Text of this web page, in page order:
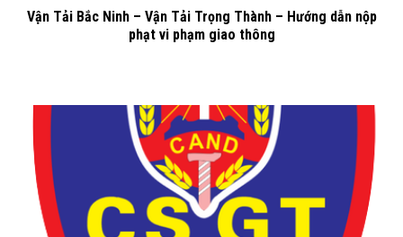
Vận Tải Bắc Ninh – Vận Tải Trọng Thành – Hướng dẫn nộp
phạt vi phạm giao thông